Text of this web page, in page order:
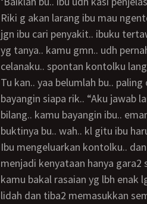
riki g akan larang ibu mau ngentot dengan siapa saja.. yg ptg ibu senang dan puas..
jgn ibu cari penyakit.. ibuku
yg tanya.. kamu gmn.. udh
celanaku.. spontan kontolku
tu kan.. yaa belumlah bu.. paling cuma ngocok aja.. “Lah.. kl km ngocok kamu
bayangin siapa rik.. “Aku jawab
bilang.. kamu bayangin ibu..
buktinya bu.. wah.. kl gitu ibu
ibu mengeluarkan kontolku.. dan mengurut lembut kontolku.. imajinasiku selama ini
menjadi kenyataan hanya gara2
kamu bakal rasaian yg lbh enak
lidah dan tiba2 memasukkan